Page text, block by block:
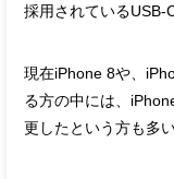
採用されているUSB-
現在iPhone 8や、
る方の中には、
更したという方も多